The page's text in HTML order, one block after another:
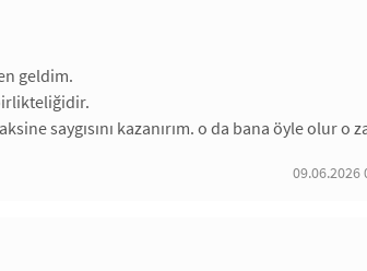
geldim.
saygısını kazanırım. o da bana öyle olur o
09.06.2026